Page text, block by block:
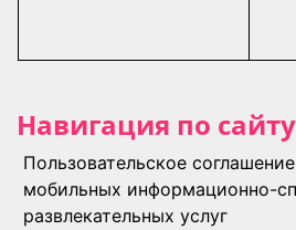
Навигация по сайту
Пользовательское
мобильных информационно-
развлекательных услуг